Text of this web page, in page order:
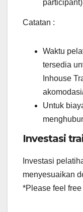
participant)
Catatan :
Waktu
tersedia
Inhouse
Untuk
Investasi
Investasi
menyesuaikan
*Please feel